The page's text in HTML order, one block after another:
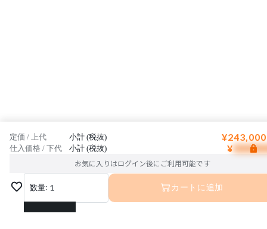
定価 / 上代 小計 (税抜)
仕入価格 / 下代 小計 (税抜) ¥
お気に入りはログイン後にご利用可能です
数量: 1
1
カートに追加